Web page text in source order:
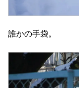
誰かの手袋。